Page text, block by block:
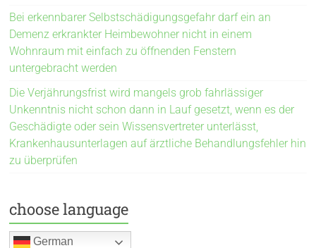
Bei erkennbarer Selbstschädigungsgefahr darf ein an
Demenz erkrankter Heimbewohner nicht in einem
Wohnraum mit einfach zu öffnenden Fenstern
untergebracht werden
Die Verjährungsfrist wird mangels grob fahrlässiger
Unkenntnis nicht schon dann in Lauf gesetzt, wenn es der
Geschädigte oder sein Wissensvertreter unterlässt,
Krankenhausunterlagen auf ärztliche Behandlungsfehler hin
zu überprüfen
choose language
German